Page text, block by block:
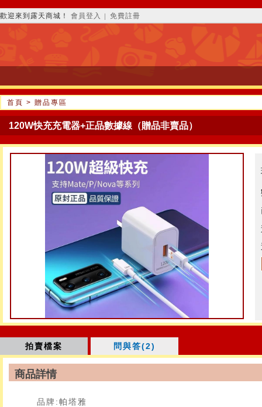
歡迎來到露天商城！ 會員登入 免費註冊
首頁 > 贈品專區
120W快充充電器+正品數據線（贈品非賣品）
拍賣檔案 問與答(2)
商品詳情
品牌:帕塔雅